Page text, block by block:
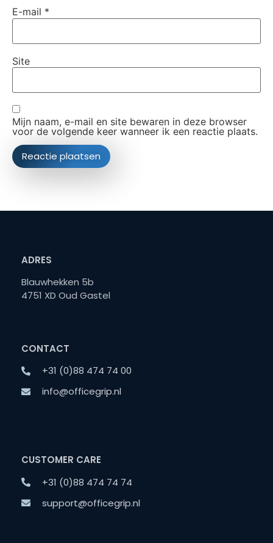
E-mail *
Site
Mijn naam, e-mail en site bewaren in deze browser
voor de volgende keer wanneer ik een reactie plaats.
ADRES
Blauwhekken 5b
4751 XD Oud Gastel
CONTACT
+31 (0)88 474 74 00
info@officegrip.nl
CUSTOMER CARE
+31 (0)88 474 74 74
support@officegrip.nl